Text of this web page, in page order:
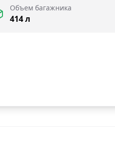
Объем багажника
414 л